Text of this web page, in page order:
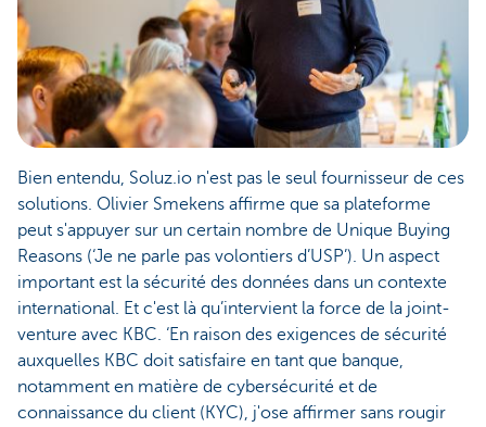
Bien entendu, Soluz.io n'est pas le seul fournisseur de ces
solutions. Olivier Smekens affirme que sa plateforme
peut s'appuyer sur un certain nombre de Unique Buying
Reasons (‘Je ne parle pas volontiers d’USP’). Un aspect
important est la sécurité des données dans un contexte
international. Et c'est là qu’intervient la force de la joint-
venture avec KBC. ‘En raison des exigences de sécurité
auxquelles KBC doit satisfaire en tant que banque,
notamment en matière de cybersécurité et de
connaissance du client (KYC), j'ose affirmer sans rougir